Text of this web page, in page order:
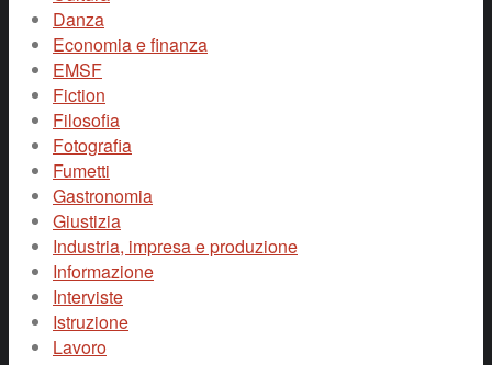
Danza
Economia e finanza
EMSF
Fiction
Filosofia
Fotografia
Fumetti
Gastronomia
Giustizia
Industria, impresa e produzione
Informazione
Interviste
Istruzione
Lavoro